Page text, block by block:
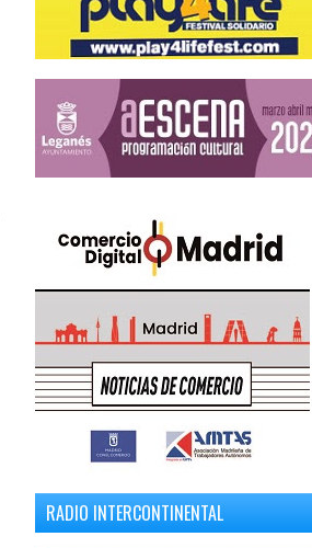
RADIO INTERCONTINENTAL